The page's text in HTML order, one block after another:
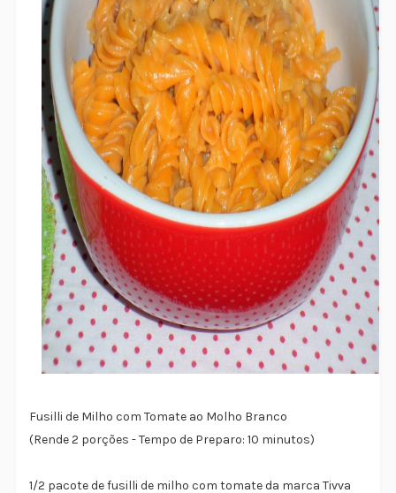
Fusilli de Milho com Tomate ao Molho Branco
(Rende 2 porções - Tempo de Preparo: 10 minutos)
1/2 pacote de fusilli de milho com tomate da marca Tivva